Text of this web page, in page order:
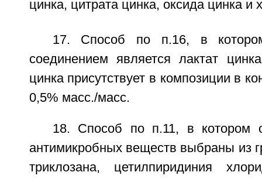
цинка, цитрата цинка, оксида цинка и
17. Способ по п.16, в
соединением является лактат
цинка присутствует в композиции в
0,5% масс./масс.
18. Способ по п.11, в котором
антимикробных веществ выбраны из
триклозана, цетилпиридиния